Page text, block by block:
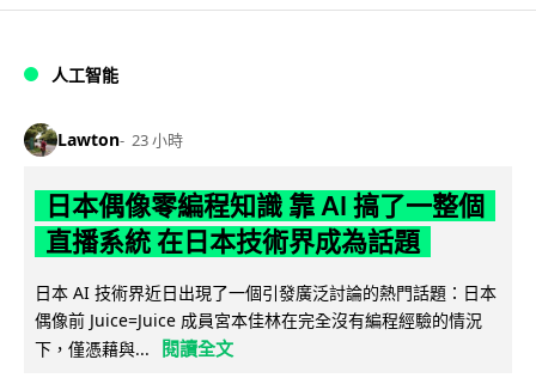
人工智能
Lawton 23 小時
日本偶像零編程知識 靠 AI 搞了一整個
直播系統 在日本技術界成為話題
日本 AI 技術界近日出現了一個引發廣泛討論的熱門話題：日本
偶像前 Juice=Juice 成員宮本佳林在完全沒有編程經驗的情況
下，僅憑藉與...
閱讀全文